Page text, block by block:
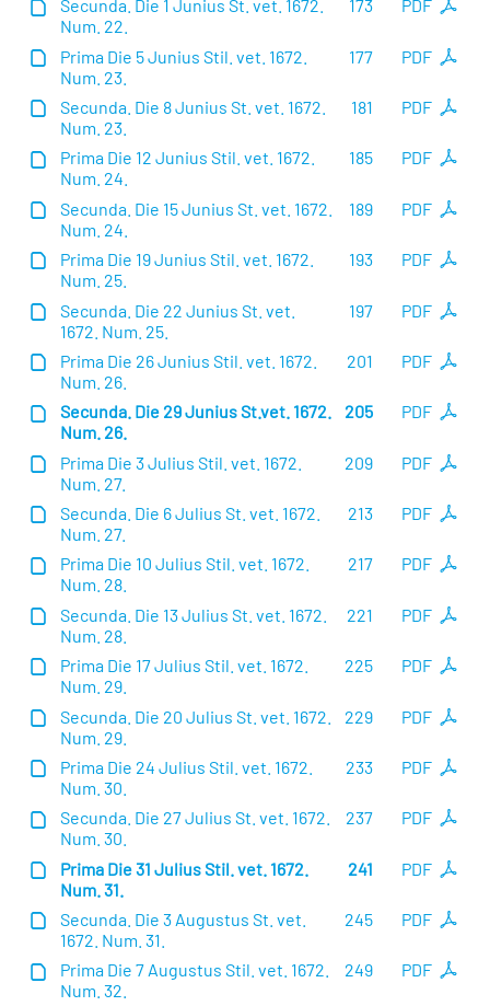
PDF
173
Secunda. Die 1 Junius St. vet. 1672.
Num. 22.
PDF
177
Prima Die 5 Junius Stil. vet. 1672.
Num. 23.
PDF
181
Secunda. Die 8 Junius St. vet. 1672.
Num. 23.
PDF
185
Prima Die 12 Junius Stil. vet. 1672.
Num. 24.
PDF
189
Secunda. Die 15 Junius St. vet. 1672.
Num. 24.
PDF
193
Prima Die 19 Junius Stil. vet. 1672.
Num. 25.
PDF
197
Secunda. Die 22 Junius St. vet.
1672. Num. 25.
PDF
201
Prima Die 26 Junius Stil. vet. 1672.
Num. 26.
PDF
205
Secunda. Die 29 Junius St.vet. 1672.
Num. 26.
PDF
209
Prima Die 3 Julius Stil. vet. 1672.
Num. 27.
PDF
213
Secunda. Die 6 Julius St. vet. 1672.
Num. 27.
PDF
217
Prima Die 10 Julius Stil. vet. 1672.
Num. 28.
PDF
221
Secunda. Die 13 Julius St. vet. 1672.
Num. 28.
PDF
225
Prima Die 17 Julius Stil. vet. 1672.
Num. 29.
PDF
229
Secunda. Die 20 Julius St. vet. 1672.
Num. 29.
PDF
233
Prima Die 24 Julius Stil. vet. 1672.
Num. 30.
PDF
237
Secunda. Die 27 Julius St. vet. 1672.
Num. 30.
PDF
241
Prima Die 31 Julius Stil. vet. 1672.
Num. 31.
PDF
245
Secunda. Die 3 Augustus St. vet.
1672. Num. 31.
PDF
249
Prima Die 7 Augustus Stil. vet. 1672.
Num. 32.